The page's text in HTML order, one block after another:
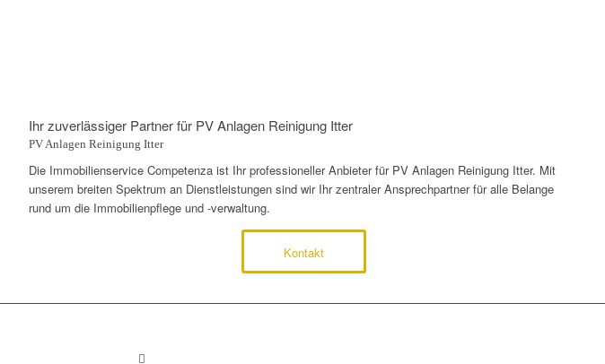
Ihr zuverlässiger Partner für PV Anlagen Reinigung Itter
PV Anlagen Reinigung Itter
Die Immobilienservice Competenza ist Ihr professioneller Anbieter für PV Anlagen Reinigung Itter. Mit
unserem breiten Spektrum an Dienstleistungen sind wir Ihr zentraler Ansprechpartner für alle Belange
rund um die Immobilienpflege und -verwaltung.
Kontakt